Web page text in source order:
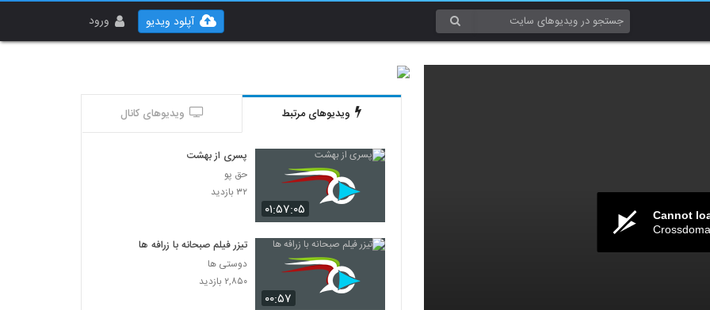
ورود آپلود ویدیو
Cannot
ویدیوهای مرتبط ویدیوهای کانال
۰۱:۵۷:۰۵
پسری از بهشت
حق پو
۳۲ بازدید
۰۰:۵۷
تیزر فیلم صبحانه با زرافه ها
دوستی ها
۲,۸۵۰ بازدید